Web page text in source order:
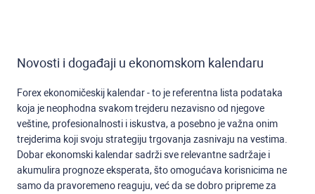
Novosti i događaji u ekonomskom kalendaru
Forex ekonomičeskij kalendar - to je referentna lista podataka
koja je neophodna svakom trejderu nezavisno od njegove
veštine, profesionalnosti i iskustva, a posebno je važna onim
trejderima koji svoju strategiju trgovanja zasnivaju na vestima.
Dobar ekonomski kalendar sadrži sve relevantne sadržaje i
akumulira prognoze eksperata, što omogućava korisnicima ne
samo da pravoremeno reaguju, već da se dobro pripreme za